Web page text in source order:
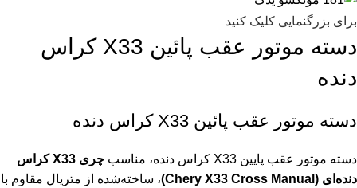
برای بزرگنمایی کلیک کنید
دسته موتور عقب پائین X33 کراس
دنده
دسته موتور عقب پائین X33 کراس دنده
دسته موتور عقب پایین X33 کراس دنده، مناسب
چری X33 کراس
دنده‌ای (Chery X33 Cross Manual)
، ساخته‌شده از متریال مقاوم با